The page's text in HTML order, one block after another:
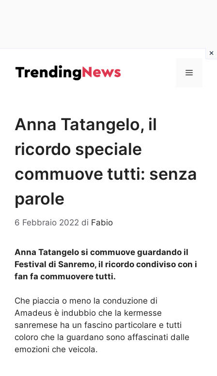
contenuto
Menu
Anna Tatangelo, il
ricordo speciale
commuove tutti: senza
parole
6 Febbraio 2022 di Fabio
Anna Tatangelo si commuove guardando il
Festival di Sanremo, il ricordo condiviso con i
fan fa commuovere tutti.
Che piaccia o meno la conduzione di
Amadeus è indubbio che la kermesse
sanremese ha un fascino particolare e tutti
coloro che la guardano sono affascinati dalle
emozioni che veicola.